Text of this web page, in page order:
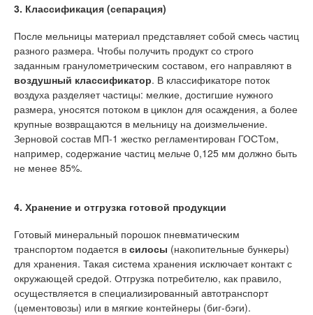
3. Классификация (сепарация)
После мельницы материал представляет собой смесь частиц
разного размера. Чтобы получить продукт со строго
заданным гранулометрическим составом, его направляют в
воздушный классификатор. В классификаторе поток
воздуха разделяет частицы: мелкие, достигшие нужного
размера, уносятся потоком в циклон для осаждения, а более
крупные возвращаются в мельницу на доизмельчение.
Зерновой состав МП-1 жестко регламентирован ГОСТом,
например, содержание частиц мельче 0,125 мм должно быть
не менее 85%.
4. Хранение и отгрузка готовой продукции
Готовый минеральный порошок пневматическим
транспортом подается в силосы (накопительные бункеры)
для хранения. Такая система хранения исключает контакт с
окружающей средой. Отгрузка потребителю, как правило,
осуществляется в специализированный автотранспорт
(цементовозы) или в мягкие контейнеры (биг-бэги).